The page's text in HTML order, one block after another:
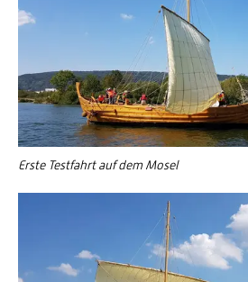
Erste Testfahrt auf dem Mosel